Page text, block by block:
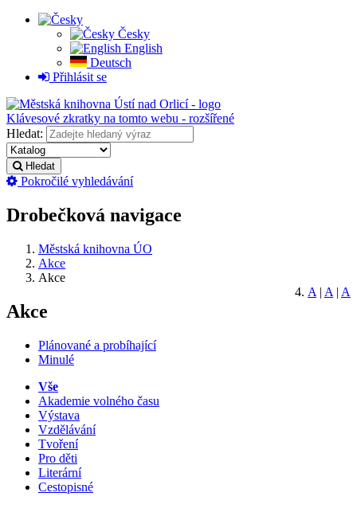
Česky
English
Deutsch
Přihlásit se
Klávesové zkratky na tomto webu - rozšířené
Hledat:
Hledat
Pokročilé vyhledávání
Drobečková navigace
Městská knihovna ÚO
Akce
Akce
A | A | A
Akce
Plánované a probíhající
Minulé
Vše
Akademie volného času
Výstava
Vzdělávání
Tvoření
Pro děti
Literární
Cestopisné